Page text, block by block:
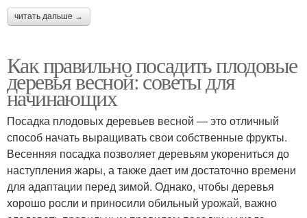
читать дальше →
Как правильно посадить плодовые
деревья весной: советы для
начинающих
Посадка плодовых деревьев весной — это отличный
способ начать выращивать свои собственные фрукты.
Весенняя посадка позволяет деревьям укорениться до
наступления жары, а также дает им достаточно времени
для адаптации перед зимой. Однако, чтобы деревья
хорошо росли и приносили обильный урожай, важно